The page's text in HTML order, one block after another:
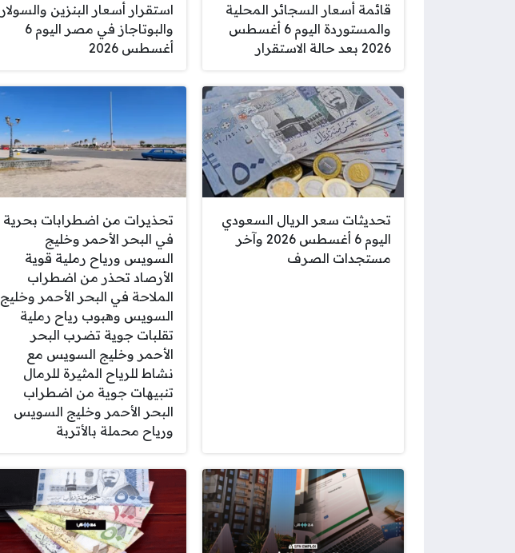
قائمة أسعار السجائر المحلية
والمستوردة اليوم 6 أغسطس
2026 بعد حالة الاستقرار
استقرار أسعار البنزين والسولار
والبوتاجاز في مصر اليوم 6
أغسطس 2026
تحديثات سعر الريال السعودي
اليوم 6 أغسطس 2026 وآخر
مستجدات الصرف
تحذيرات من اضطرابات بحرية
في البحر الأحمر وخليج
السويس ورياح رملية قوية
الأرصاد تحذر من اضطراب
الملاحة في البحر الأحمر وخليج
السويس وهبوب رياح رملية
تقلبات جوية تضرب البحر
الأحمر وخليج السويس مع
نشاط للرياح المثيرة للرمال
تنبيهات جوية من اضطراب
البحر الأحمر وخليج السويس
ورياح محملة بالأتربة